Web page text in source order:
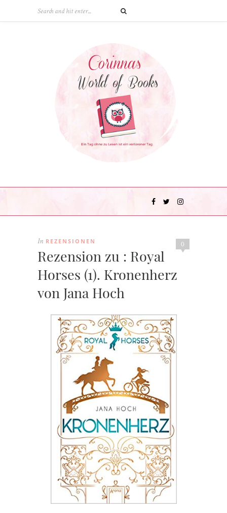
0
In REZENSIONEN
Rezension zu : Royal
Horses (1). Kronenherz
von Jana Hoch